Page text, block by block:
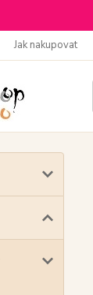
Jak nakupovat